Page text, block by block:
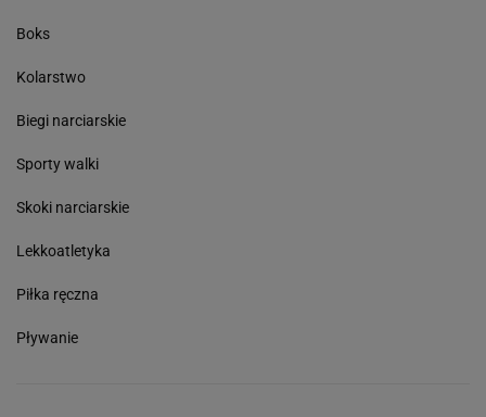
Boks
Kolarstwo
Biegi narciarskie
Sporty walki
Skoki narciarskie
Lekkoatletyka
Piłka ręczna
Pływanie